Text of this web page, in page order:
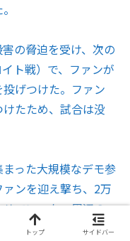
の脅迫を受け、次の
ト戦）で、ファンが
げつけた。ファン
たため、試合は没
った大規模なデモ参
ンを迎え撃ち、2万
ていった。周辺の
朝までに65人から
トップ サイドバー